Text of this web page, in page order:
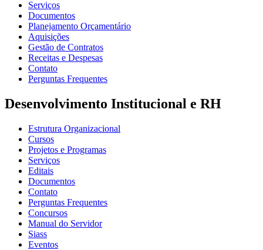
Serviços
Documentos
Planejamento Orçamentário
Aquisições
Gestão de Contratos
Receitas e Despesas
Contato
Perguntas Frequentes
Desenvolvimento Institucional e RH
Estrutura Organizacional
Cursos
Projetos e Programas
Serviços
Editais
Documentos
Contato
Perguntas Frequentes
Concursos
Manual do Servidor
Siass
Eventos